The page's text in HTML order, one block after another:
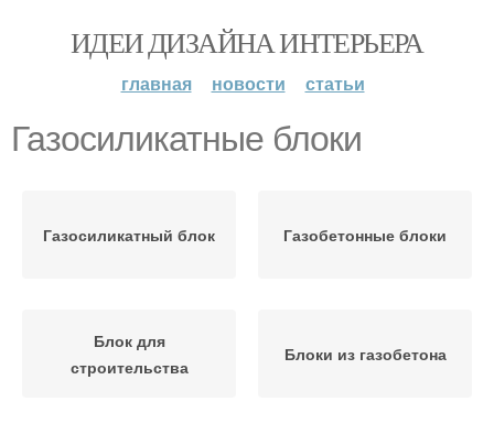
ИДЕИ ДИЗАЙНА ИНТЕРЬЕРА
главная новости статьи
Газосиликатные блоки
Газосиликатный блок Газобетонные блоки
Блок для
строительства
Блоки из газобетона